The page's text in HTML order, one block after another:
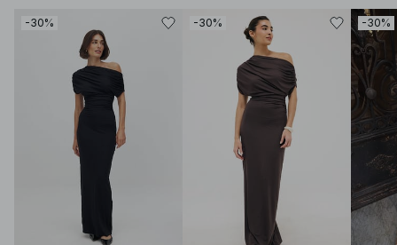
-30% -30% -30%